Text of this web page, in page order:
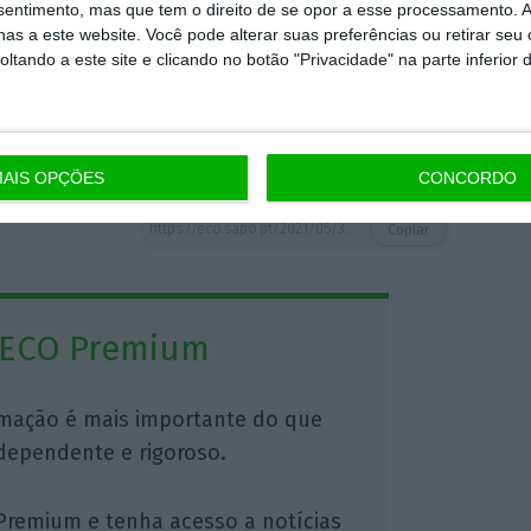
mas que tem o direito de se opor a esse processamento.
a este website. Você pode alterar suas preferências ou retirar seu
a este site e clicando no botão "Privacidade" na parte inferior
OPÇÕES CONCORDO
e dos seguros (IVASS) –proporcionará
de eurosanuais (brutos), embora
se entre 150 e 200 milhões de euros
Premium
é mais importante do que
e rigoroso.
e tenha acesso a notícias